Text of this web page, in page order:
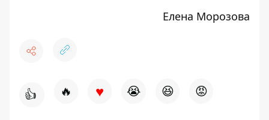
Елена Морозова
👍 🔥 ♥ 😭 😆 😡